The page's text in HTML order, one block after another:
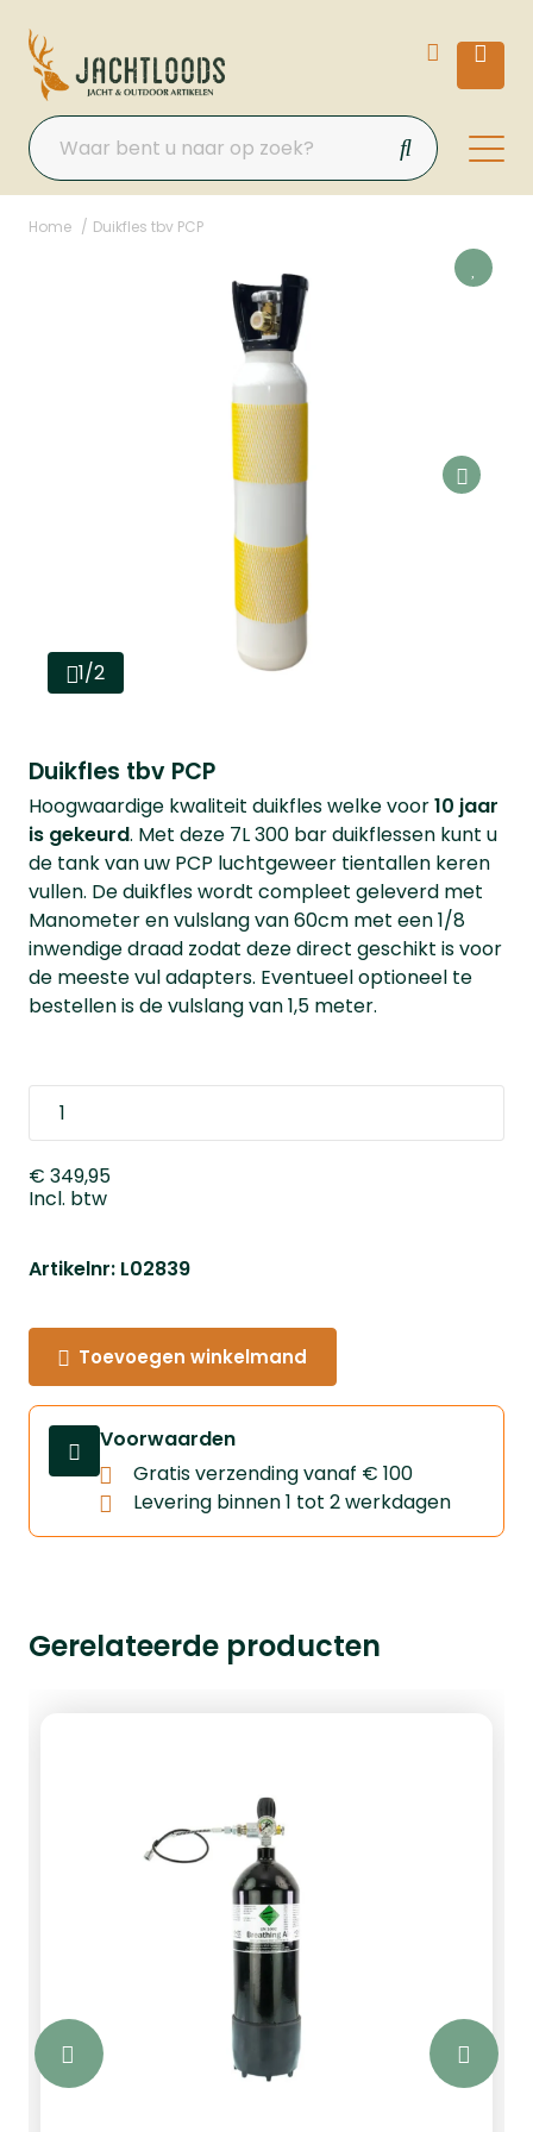
Home Duikfles tbv PCP
1/2
Duikfles tbv PCP
Hoogwaardige kwaliteit duikfles welke voor10 jaar
is gekeurd. Met deze 7L 300 bar duikflessen kunt u
de tank van uw PCP luchtgeweer tientallen keren
vullen. De duikfles wordt compleet geleverd met
Manometer en vulslang van 60cm met een 1/8
inwendige draad zodat deze direct geschikt is voor
de meeste vul adapters. Eventueel optioneel te
bestellen is de vulslang van 1,5 meter.
€ 349,95
Incl. btw
Artikelnr: L02839
Toevoegen winkelmand
Voorwaarden
Gratis verzending vanaf € 100
Levering binnen 1 tot 2 werkdagen
Gerelateerde producten